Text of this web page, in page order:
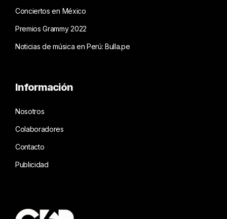
Conciertos en México
Premios Grammy 2022
Noticias de música en Perú: Bulla.pe
Información
Nosotros
Colaboradores
Contacto
Publicidad